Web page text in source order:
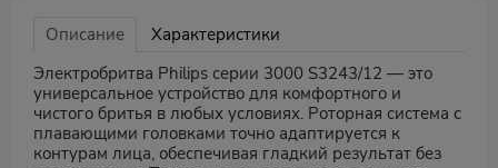
Описание
Характеристики
Электробритва Philips серии 3000 S3243/12 — это
универсальное устройство для комфортного и
чистого бритья в любых условиях. Роторная система с
плавающими головками точно адаптируется к
контурам лица, обеспечивая гладкий результат без